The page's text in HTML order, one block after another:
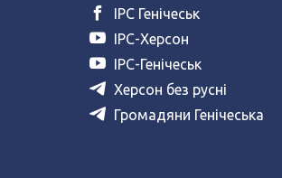
ІРС Генічеськ
ІРС-Херсон
ІРС-Генічеськ
Херсон без русні
Громадяни Генічеська